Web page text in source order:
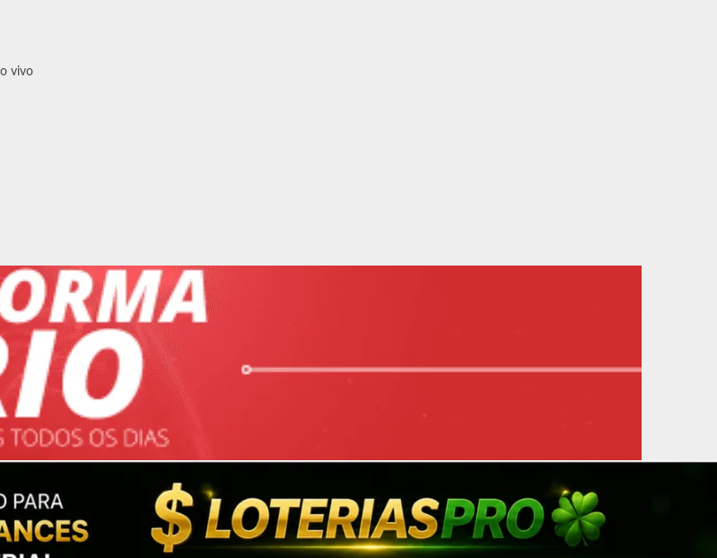
vivo